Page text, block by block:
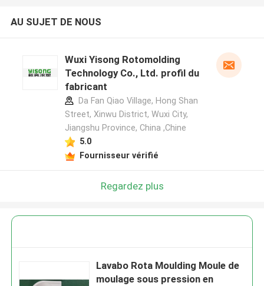
AU SUJET DE NOUS
Wuxi Yisong Rotomolding
Technology Co., Ltd. profil du
fabricant
Da Fan Qiao Village, Hong Shan
Street, Xinwu District, Wuxi City,
Jiangshu Province, China ,Chine
5.0
Fournisseur vérifié
Regardez plus
Lavabo Rota Moulding Moule de
moulage sous pression en